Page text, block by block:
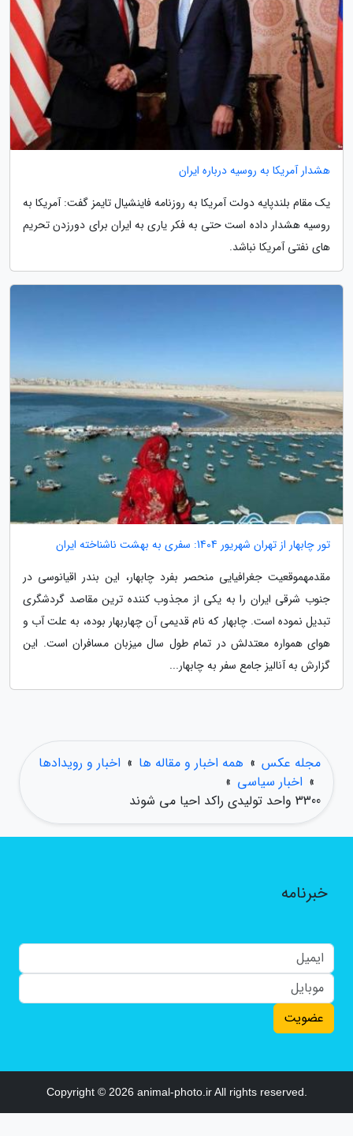
هشدار آمریکا به روسیه درباره ایران
یک مقام بلندپایه دولت آمریکا به روزنامه فاینشیال تایمز گفت: آمریکا به
روسیه هشدار داده است حتی به فکر یاری به ایران برای دورزدن تحریم
های نفتی آمریکا نباشد.
تور چابهار از تهران شهریور 1404: سفری به بهشت ناشناخته ایران
مقدمهموقعیت جغرافیایی منحصر بفرد چابهار، این بندر اقیانوسی در
جنوب شرقی ایران را به یکی از مجذوب کننده ترین مقاصد گردشگری
تبدیل نموده است. چابهار که نام قدیمی آن چهاربهار بوده، به علت آب و
هوای همواره معتدلش در تمام طول سال میزبان مسافران است. این
گزارش به آنالیز جامع سفر به چابهار...
مجله عکس » همه اخبار و مقاله ها » اخبار و رویدادها
» اخبار سیاسی »
3300 واحد تولیدی راکد احیا می شوند
خبرنامه
عضویت
Copyright © 2026 animal-photo.ir All rights reserved.